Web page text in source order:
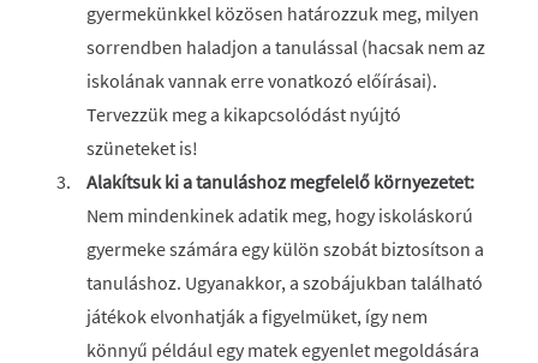
gyermekünkkel közösen határozzuk meg, milyen
sorrendben haladjon a tanulással (hacsak nem az
iskolának vannak erre vonatkozó előírásai).
Tervezzük meg a kikapcsolódást nyújtó
szüneteket is!
Alakítsuk ki a tanuláshoz megfelelő környezetet:
Nem mindenkinek adatik meg, hogy iskoláskorú
gyermeke számára egy külön szobát biztosítson a
tanuláshoz. Ugyanakkor, a szobájukban található
játékok elvonhatják a figyelmüket, így nem
könnyű például egy matek egyenlet megoldására